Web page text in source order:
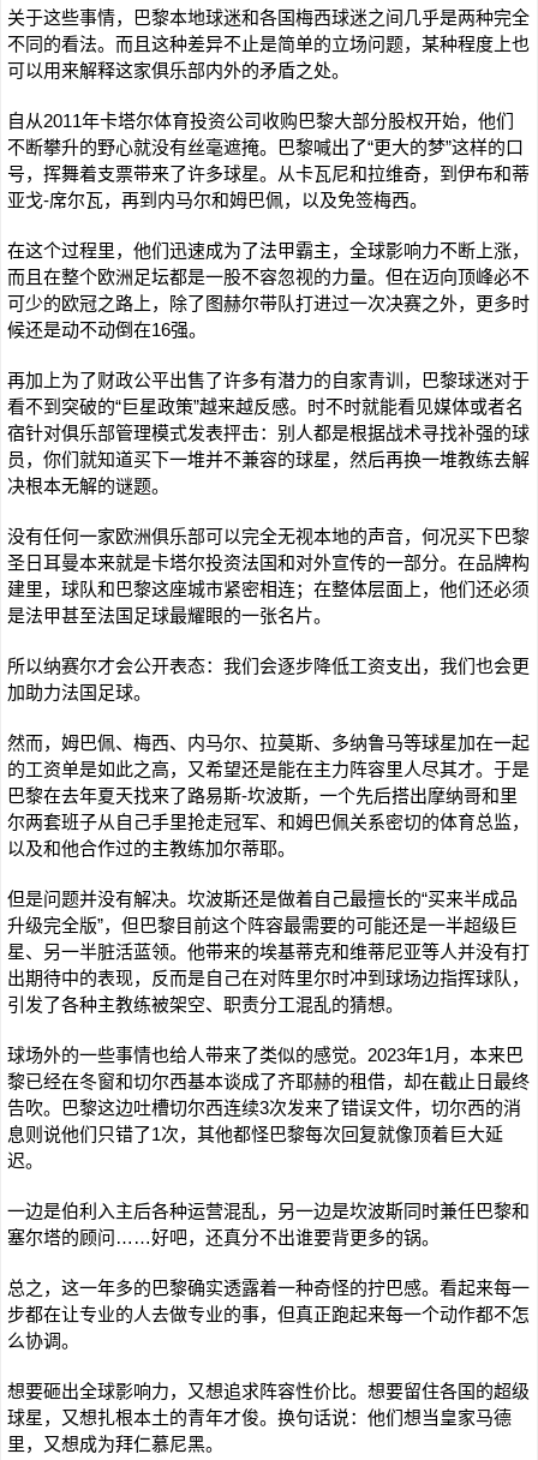
关于这些事情，巴黎本地球迷和各国梅西球迷之间几乎是两种完全
不同的看法。而且这种差异不止是简单的立场问题，某种程度上也
可以用来解释这家俱乐部内外的矛盾之处。
自从2011年卡塔尔体育投资公司收购巴黎大部分股权开始，他们
不断攀升的野心就没有丝毫遮掩。巴黎喊出了“更大的梦”这样的口
号，挥舞着支票带来了许多球星。从卡瓦尼和拉维奇，到伊布和蒂
亚戈-席尔瓦，再到内马尔和姆巴佩，以及免签梅西。
在这个过程里，他们迅速成为了法甲霸主，全球影响力不断上涨，
而且在整个欧洲足坛都是一股不容忽视的力量。但在迈向顶峰必不
可少的欧冠之路上，除了图赫尔带队打进过一次决赛之外，更多时
候还是动不动倒在16强。
再加上为了财政公平出售了许多有潜力的自家青训，巴黎球迷对于
看不到突破的“巨星政策”越来越反感。时不时就能看见媒体或者名
宿针对俱乐部管理模式发表抨击：别人都是根据战术寻找补强的球
员，你们就知道买下一堆并不兼容的球星，然后再换一堆教练去解
决根本无解的谜题。
没有任何一家欧洲俱乐部可以完全无视本地的声音，何况买下巴黎
圣日耳曼本来就是卡塔尔投资法国和对外宣传的一部分。在品牌构
建里，球队和巴黎这座城市紧密相连；在整体层面上，他们还必须
是法甲甚至法国足球最耀眼的一张名片。
所以纳赛尔才会公开表态：我们会逐步降低工资支出，我们也会更
加助力法国足球。
然而，姆巴佩、梅西、内马尔、拉莫斯、多纳鲁马等球星加在一起
的工资单是如此之高，又希望还是能在主力阵容里人尽其才。于是
巴黎在去年夏天找来了路易斯-坎波斯，一个先后搭出摩纳哥和里
尔两套班子从自己手里抢走冠军、和姆巴佩关系密切的体育总监，
以及和他合作过的主教练加尔蒂耶。
但是问题并没有解决。坎波斯还是做着自己最擅长的“买来半成品
升级完全版”，但巴黎目前这个阵容最需要的可能还是一半超级巨
星、另一半脏活蓝领。他带来的埃基蒂克和维蒂尼亚等人并没有打
出期待中的表现，反而是自己在对阵里尔时冲到球场边指挥球队，
引发了各种主教练被架空、职责分工混乱的猜想。
球场外的一些事情也给人带来了类似的感觉。2023年1月，本来巴
黎已经在冬窗和切尔西基本谈成了齐耶赫的租借，却在截止日最终
告吹。巴黎这边吐槽切尔西连续3次发来了错误文件，切尔西的消
息则说他们只错了1次，其他都怪巴黎每次回复就像顶着巨大延
迟。
一边是伯利入主后各种运营混乱，另一边是坎波斯同时兼任巴黎和
塞尔塔的顾问……好吧，还真分不出谁要背更多的锅。
总之，这一年多的巴黎确实透露着一种奇怪的拧巴感。看起来每一
步都在让专业的人去做专业的事，但真正跑起来每一个动作都不怎
么协调。
想要砸出全球影响力，又想追求阵容性价比。想要留住各国的超级
球星，又想扎根本土的青年才俊。换句话说：他们想当皇家马德
里，又想成为拜仁慕尼黑。